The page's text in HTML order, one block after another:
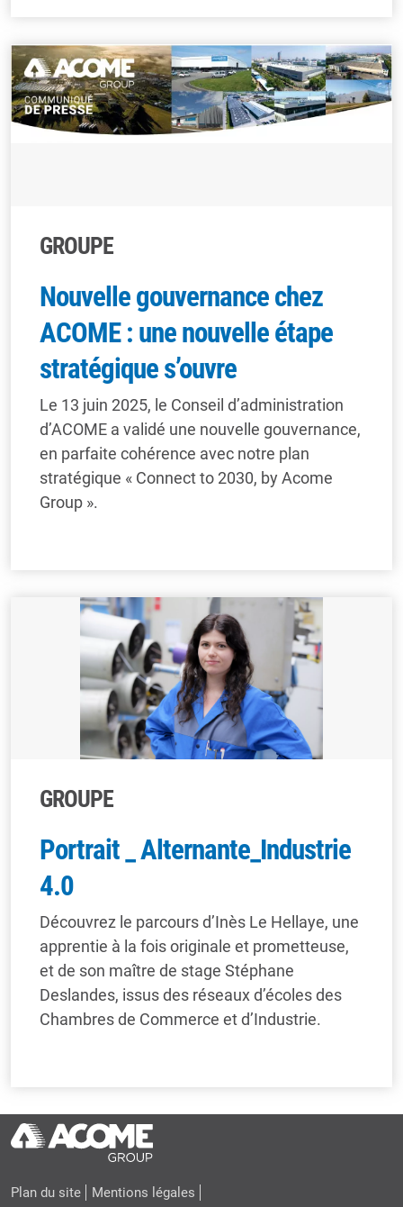
GROUPE
Nouvelle gouvernance chez
ACOME : une nouvelle étape
stratégique s’ouvre
Le 13 juin 2025, le Conseil d’administration
d’ACOME a validé une nouvelle gouvernance,
en parfaite cohérence avec notre plan
stratégique « Connect to 2030, by Acome
Group ».
GROUPE
Portrait _ Alternante_Industrie
4.0
Découvrez le parcours d’Inès Le Hellaye, une
apprentie à la fois originale et prometteuse,
et de son maître de stage Stéphane
Deslandes, issus des réseaux d’écoles des
Chambres de Commerce et d’Industrie.
Plan du site Mentions légales